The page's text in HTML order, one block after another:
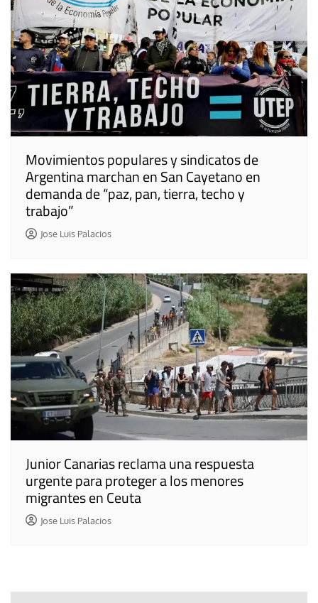
Movimientos populares y sindicatos de
Argentina marchan en San Cayetano en
demanda de “paz, pan, tierra, techo y
trabajo”
Jose Luis Palacios
Junior Canarias reclama una respuesta
urgente para proteger a los menores
migrantes en Ceuta
Jose Luis Palacios